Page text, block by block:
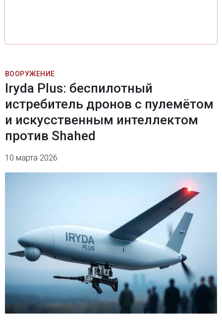
ВООРУЖЕНИЕ
Iryda Plus: беспилотный
истребитель дронов с пулемётом
и искусственным интеллектом
против Shahed
10 марта 2026